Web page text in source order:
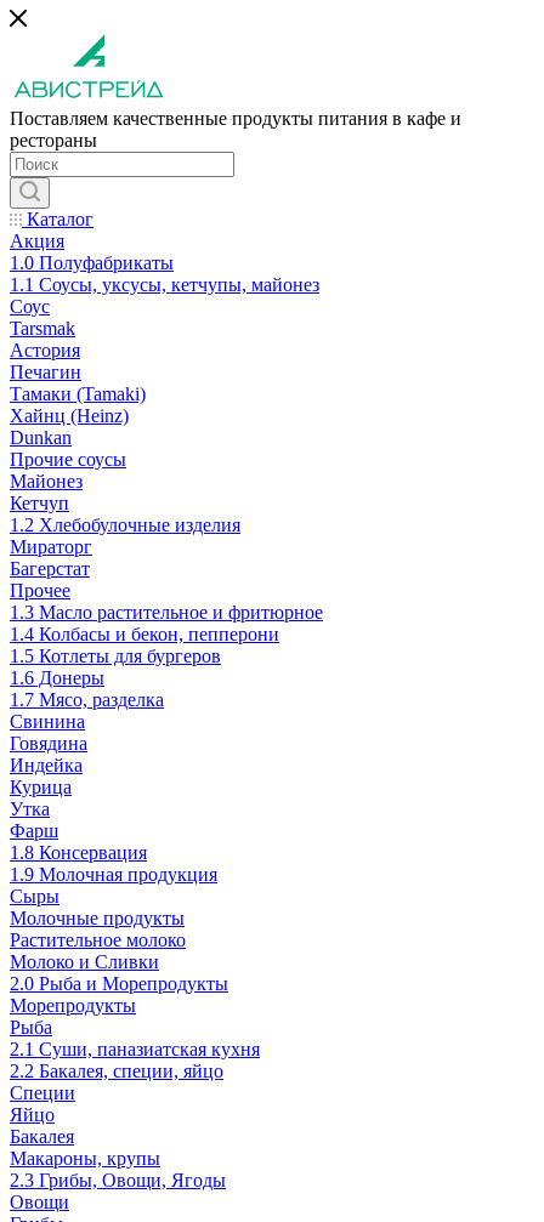
Поставляем качественные продукты питания в кафе и
рестораны
Каталог
Акция
1.0 Полуфабрикаты
1.1 Соусы, уксусы, кетчупы, майонез
Соус
Tarsmak
Астория
Печагин
Тамаки (Tamaki)
Хайнц (Heinz)
Dunkan
Прочие соусы
Майонез
Кетчуп
1.2 Хлебобулочные изделия
Мираторг
Багерстат
Прочее
1.3 Масло растительное и фритюрное
1.4 Колбасы и бекон, пепперони
1.5 Котлеты для бургеров
1.6 Донеры
1.7 Мясо, разделка
Свинина
Говядина
Индейка
Курица
Утка
Фарш
1.8 Консервация
1.9 Молочная продукция
Сыры
Молочные продукты
Растительное молоко
Молоко и Сливки
2.0 Рыба и Морепродукты
Морепродукты
Рыба
2.1 Суши, паназиатская кухня
2.2 Бакалея, специи, яйцо
Специи
Яйцо
Бакалея
Макароны, крупы
2.3 Грибы, Овощи, Ягоды
Овощи